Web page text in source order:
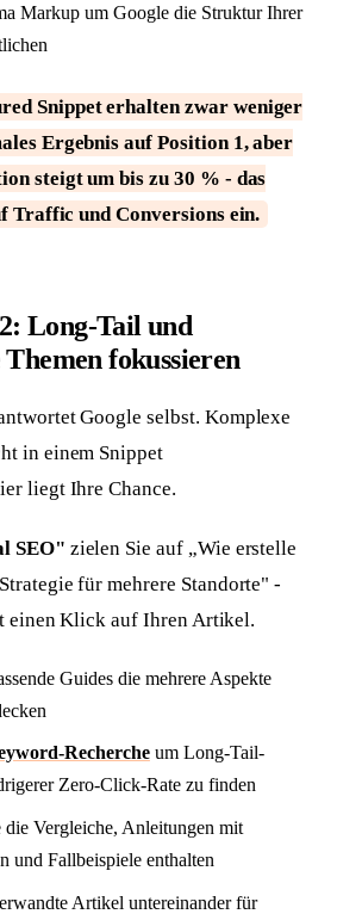
Markup um Google die Struktur Ihrer
Snippet erhalten zwar weniger
Ergebnis auf Position 1, aber
steigt um bis zu 30 % - das
Traffic und Conversions ein.
Long-Tail und
fokussieren
Google selbst. Komplexe
in einem Snippet
liegt Ihre Chance.
SEO" zielen Sie auf „Wie erstelle
für mehrere Standorte" -
einen Klick auf Ihren Artikel.
Guides die mehrere Aspekte
Rechercheum Long-Tail-
Zero-Click-Rate zu finden
die Vergleiche, Anleitungen mit
und Fallbeispiele enthalten
Artikel untereinander für